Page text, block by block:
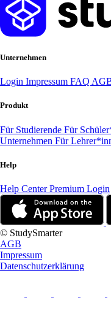
Unternehmen
Login Impressum FAQ
Produkt
Für Studierende Für
Unternehmen Für
Help
Help CenterPremium Login
© StudySmarter
AGB
Impressum
Datenschutzerklärung